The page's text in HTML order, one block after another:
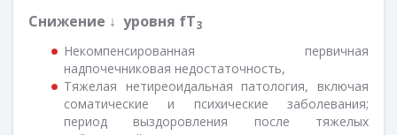
Снижение ↓ уровня fТ3
Некомпенсированная первичная
надпочечниковая недостаточность,
Тяжелая нетиреоидальная патология, включая
соматические и психические заболевания;
период выздоровления после тяжелых